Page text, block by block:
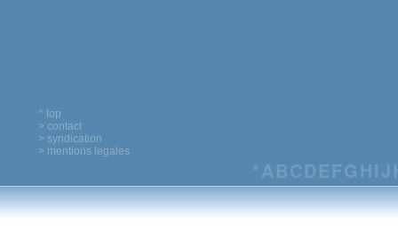
^ top
> contact
> syndication
> mentions legales
*ABCDEFG HIJ